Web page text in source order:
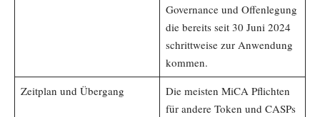
Governance und Offenlegung
die bereits seit 30 Juni 2024
schrittweise zur Anwendung
kommen.
Zeitplan und Übergang
Die meisten MiCA Pflichten
für andere Token und CASPs